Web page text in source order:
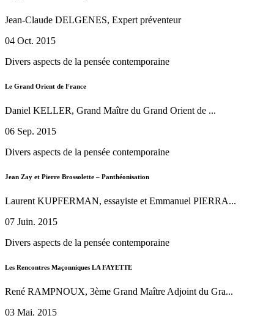
Jean-Claude DELGENES, Expert préventeur
04 Oct. 2015
Divers aspects de la pensée contemporaine
Le Grand Orient de France
Daniel KELLER, Grand Maître du Grand Orient de ...
06 Sep. 2015
Divers aspects de la pensée contemporaine
Jean Zay et Pierre Brossolette – Panthéonisation
Laurent KUPFERMAN, essayiste et Emmanuel PIERRA...
07 Juin. 2015
Divers aspects de la pensée contemporaine
Les Rencontres Maçonniques LA FAYETTE
René RAMPNOUX, 3ème Grand Maître Adjoint du Gra...
03 Mai. 2015